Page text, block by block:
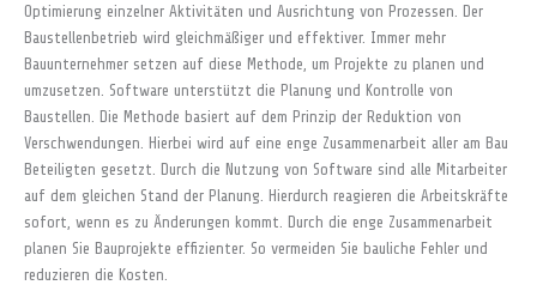
Optimierung einzelner Aktivitäten und Ausrichtung von Prozessen. Der
Baustellenbetrieb wird gleichmäßiger und effektiver. Immer mehr
Bauunternehmer setzen auf diese Methode, um Projekte zu planen und
umzusetzen. Software unterstützt die Planung und Kontrolle von
Baustellen. Die Methode basiert auf dem Prinzip der Reduktion von
Verschwendungen. Hierbei wird auf eine enge Zusammenarbeit aller am Bau
Beteiligten gesetzt. Durch die Nutzung von Software sind alle Mitarbeiter
auf dem gleichen Stand der Planung. Hierdurch reagieren die Arbeitskräfte
sofort, wenn es zu Änderungen kommt. Durch die enge Zusammenarbeit
planen Sie Bauprojekte effizienter. So vermeiden Sie bauliche Fehler und
reduzieren die Kosten.